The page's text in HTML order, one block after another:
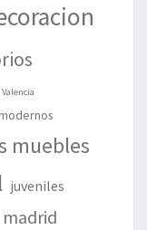
muebles
juveniles
madrid